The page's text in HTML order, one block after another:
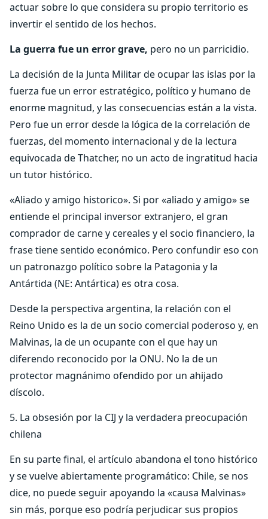
actuar sobre lo que considera su propio territorio es
invertir el sentido de los hechos.
La guerra fue un error grave, pero no un parricidio.
La decisión de la Junta Militar de ocupar las islas por la
fuerza fue un error estratégico, político y humano de
enorme magnitud, y las consecuencias están a la vista.
Pero fue un error desde la lógica de la correlación de
fuerzas, del momento internacional y de la lectura
equivocada de Thatcher, no un acto de ingratitud hacia
un tutor histórico.
«Aliado y amigo historico». Si por «aliado y amigo» se
entiende el principal inversor extranjero, el gran
comprador de carne y cereales y el socio financiero, la
frase tiene sentido económico. Pero confundir eso con
un patronazgo político sobre la Patagonia y la
Antártida (NE: Antártica) es otra cosa.
Desde la perspectiva argentina, la relación con el
Reino Unido es la de un socio comercial poderoso y, en
Malvinas, la de un ocupante con el que hay un
diferendo reconocido por la ONU. No la de un
protector magnánimo ofendido por un ahijado
díscolo.
5. La obsesión por la CIJ y la verdadera preocupación
chilena
En su parte final, el artículo abandona el tono histórico
y se vuelve abiertamente programático: Chile, se nos
dice, no puede seguir apoyando la «causa Malvinas»
sin más, porque eso podría perjudicar sus propios